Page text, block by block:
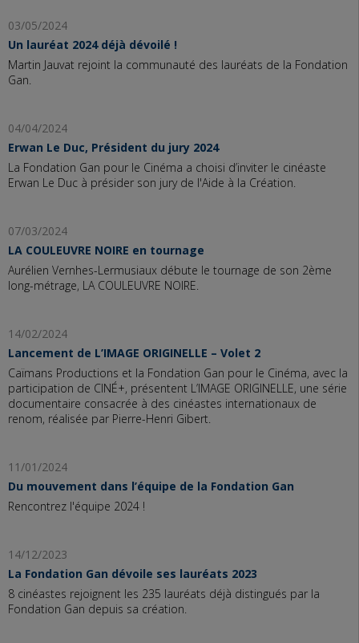
03/05/2024
Un lauréat 2024 déjà dévoilé !
Martin Jauvat rejoint la communauté des lauréats de la Fondation
Gan.
04/04/2024
Erwan Le Duc, Président du jury 2024
La Fondation Gan pour le Cinéma a choisi d’inviter le cinéaste
Erwan Le Duc à présider son jury de l'Aide à la Création.
07/03/2024
LA COULEUVRE NOIRE en tournage
Aurélien Vernhes-Lermusiaux débute le tournage de son 2ème
long-métrage, LA COULEUVRE NOIRE.
14/02/2024
Lancement de L’IMAGE ORIGINELLE – Volet 2
Caïmans Productions et la Fondation Gan pour le Cinéma, avec la
participation de CINÉ+, présentent L’IMAGE ORIGINELLE, une série
documentaire consacrée à des cinéastes internationaux de
renom, réalisée par Pierre-Henri Gibert.
11/01/2024
Du mouvement dans l’équipe de la Fondation Gan
Rencontrez l'équipe 2024 !
14/12/2023
La Fondation Gan dévoile ses lauréats 2023
8 cinéastes rejoignent les 235 lauréats déjà distingués par la
Fondation Gan depuis sa création.